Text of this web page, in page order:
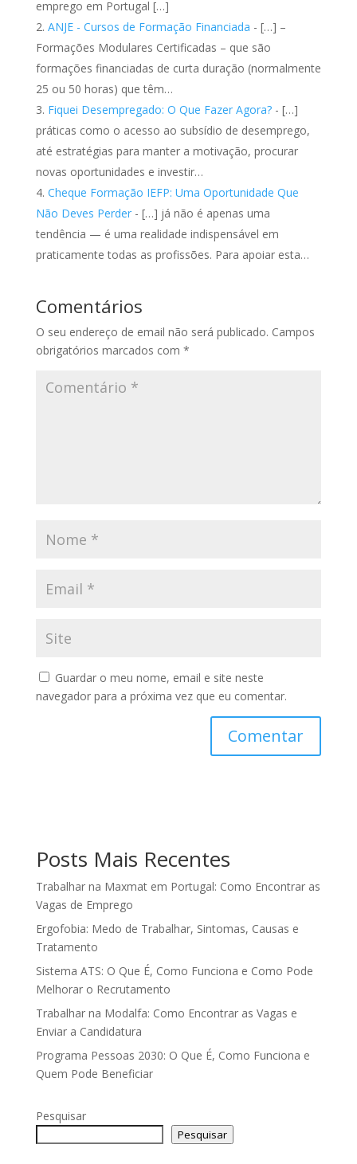
emprego em Portugal […]
ANJE - Cursos de Formação Financiada - […] –
Formações Modulares Certificadas – que são
formações financiadas de curta duração (normalmente
25 ou 50 horas) que têm…
Fiquei Desempregado: O Que Fazer Agora?- […]
práticas como o acesso ao subsídio de desemprego,
até estratégias para manter a motivação, procurar
novas oportunidades e investir…
Cheque Formação IEFP: Uma Oportunidade Que
Não Deves Perder- […] já não é apenas uma
tendência — é uma realidade indispensável em
praticamente todas as profissões. Para apoiar esta…
Comentários
O seu endereço de email não será publicado. Campos
obrigatórios marcados com *
Guardar o meu nome, email e site neste
navegador para a próxima vez que eu comentar.
Posts Mais Recentes
Trabalhar na Maxmat em Portugal: Como Encontrar as
Vagas de Emprego
Ergofobia: Medo de Trabalhar, Sintomas, Causas e
Tratamento
Sistema ATS: O Que É, Como Funciona e Como Pode
Melhorar o Recrutamento
Trabalhar na Modalfa: Como Encontrar as Vagas e
Enviar a Candidatura
Programa Pessoas 2030: O Que É, Como Funciona e
Quem Pode Beneficiar
Pesquisar
Pesquisar